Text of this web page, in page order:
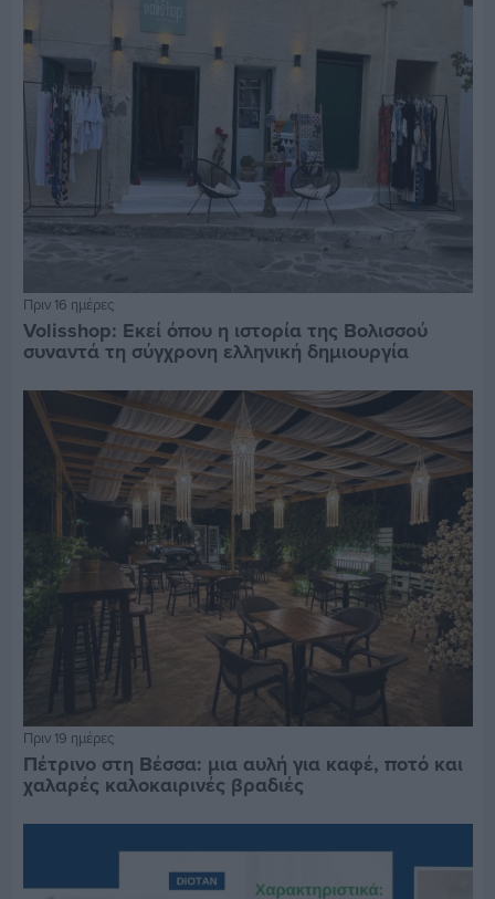
Πριν 16 ημέρες
Volisshop: Εκεί όπου η ιστορία της Βολισσού
συναντά τη σύγχρονη ελληνική δημιουργία
Πριν 19 ημέρες
Πέτρινο στη Βέσσα: μια αυλή για καφέ, ποτό και
χαλαρές καλοκαιρινές βραδιές